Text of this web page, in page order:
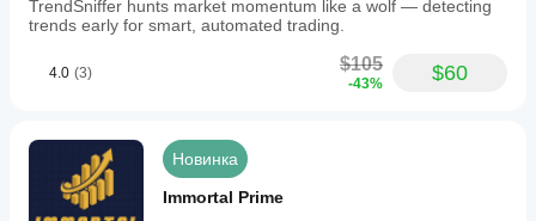
Понимать параметры: Внимательно изучить
каждый параметр и его влияние на стратегию
перед выходом в реальную торговлю.
Автор и распространитель не несут ответственности
использования этого программного обеспечения.
Используйте этот инструмент осознанно и с
правильным управлением рисками.
TrendSniffer hunts market momentum like a wolf — detecting
trends early for smart, automated trading.
4.0 (3) $105
-43% $60
Новинка
Immortal Prime